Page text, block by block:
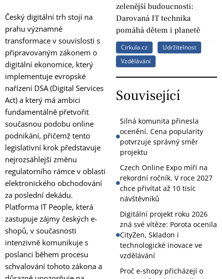
Český digitální trh stojí na
prahu významné
transformace v souvislosti s
připravovaným zákonem o
digitální ekonomice, který
implementuje evropské
nařízení DSA (Digital Services
Act) a který má ambici
fundamentálně přetvořit
současnou podobu online
podnikání, přičemž tento
legislativní krok představuje
nejrozsáhlejší změnu
regulatorního rámce v oblasti
elektronického obchodování
za poslední dekádu.
Platforma IT People, která
zastupuje zájmy českých e-
shopů, v současnosti
intenzivně komunikuje s
poslanci během procesu
schvalování tohoto zákona a
zelenější budoucnosti:
Darovaná IT technika
pomáhá dětem i planetě
Cirkula.cz
Udržitelnost
Vzdělávání
Související
Silná komunita přinesla
ocenění. Cena popularity
potvrzuje správný směr
projektu
Czech Online Expo míří na
rekordní ročník. V roce 2027
chce přivítat až 10 tisíc
návštěvníků
Digitální projekt roku 2026
zná své vítěze: Porota ocenila
CityZen, Skladon i
technologické inovace ve
vzdělávání
Proč e-shopy přicházejí o